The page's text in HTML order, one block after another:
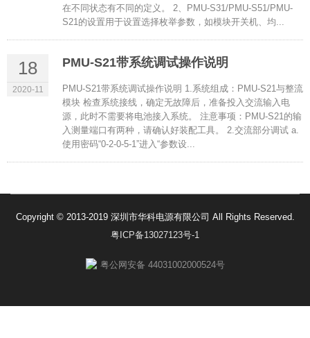
在不同状态有不同的定义。 2、PMU-S31/PMU-S51/PMU-
S21的设置用于设置选择枚举参数，如模块开关机、均...
18
2020-11
PMU-S21带系统调试操作说明
PMU-S21带系统调试操作说明 1.系统组成：PMU-S21与整流
模块 检查系统接线，确定无故障后，准备投入交流输入电
源，此时不需要将电池接入系统。 注意事项：PMU-S21的输
入测量端口有两种，请确认好装配工具。 2.交流部分调试 a.
使用密码“0-2-0-5-1”进入“参数设...
Copyright © 2013-2019 深圳市华科电源有限公司 All Rights Reserved.
粤ICP备13027123号-1
粤公网安备 44031002000524号